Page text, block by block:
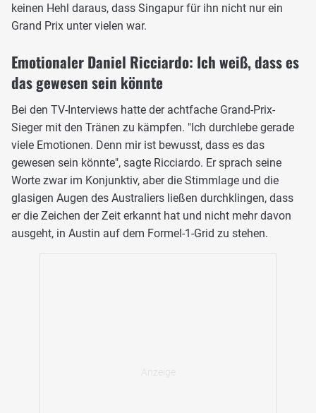
keinen Hehl daraus, dass Singapur für ihn nicht nur ein
Grand Prix unter vielen war.
Emotionaler Daniel Ricciardo: Ich weiß, dass es
das gewesen sein könnte
Bei den TV-Interviews hatte der achtfache Grand-Prix-
Sieger mit den Tränen zu kämpfen. "Ich durchlebe gerade
viele Emotionen. Denn mir ist bewusst, dass es das
gewesen sein könnte", sagte Ricciardo. Er sprach seine
Worte zwar im Konjunktiv, aber die Stimmlage und die
glasigen Augen des Australiers ließen durchklingen, dass
er die Zeichen der Zeit erkannt hat und nicht mehr davon
ausgeht, in Austin auf dem Formel-1-Grid zu stehen.